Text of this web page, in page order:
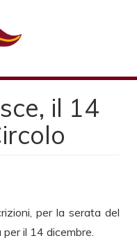
il 14
per la serata del
il 14 dicembre.